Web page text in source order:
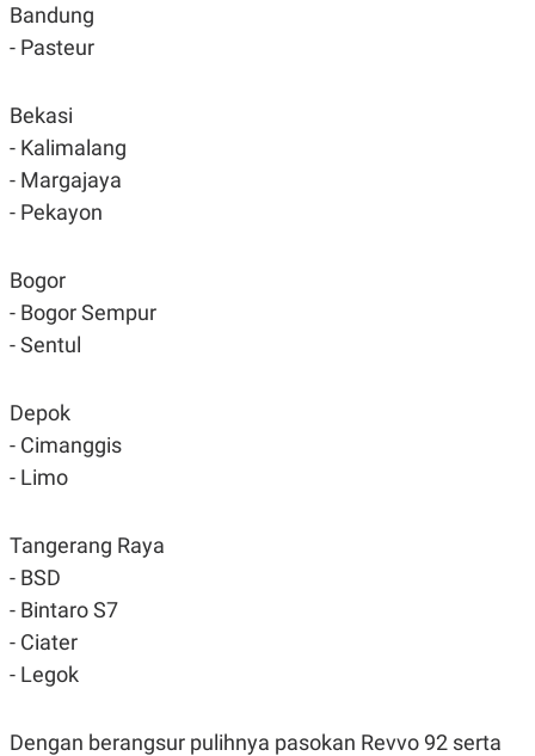
Bandung
- Pasteur
Bekasi
- Kalimalang
- Margajaya
- Pekayon
Bogor
- Bogor Sempur
- Sentul
Depok
- Cimanggis
- Limo
Tangerang Raya
- BSD
- Bintaro S7
- Ciater
- Legok
Dengan berangsur pulihnya pasokan Revvo 92 serta